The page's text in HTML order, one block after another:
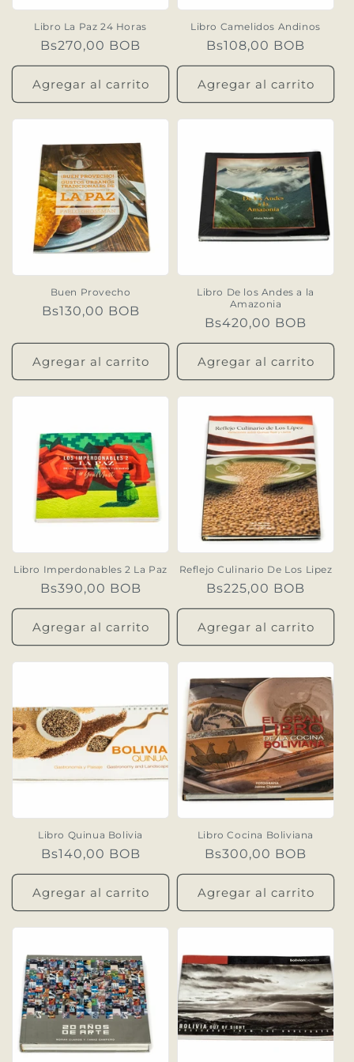
n
:
Libro La Paz 24 Horas
Precio
habitual
Bs270,00 BOB
Agregar al carrito
Libro Camelidos Andinos
Precio
habitual
Bs108,00 BOB
Agregar al carrito
Buen Provecho
Precio
Bs130,00 BOB
Agregar al carrito
Libro De los Andes a la
Amazonia
Precio
habitual
Bs420,00 BOB
Agregar al carrito
Libro Imperdonables 2 La Paz
Precio
habitual
Bs390,00 BOB
Agregar al carrito
Reflejo Culinario De Los Lipez
Precio
habitual
Bs225,00 BOB
Agregar al carrito
Libro Quinua Bolivia
Precio
habitual
Bs140,00 BOB
Agregar al carrito
Libro Cocina Boliviana
Precio
habitual
Bs300,00 BOB
Agregar al carrito